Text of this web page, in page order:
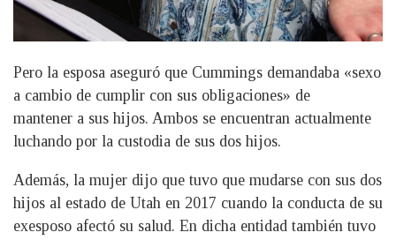
Pero la esposa aseguró que Cummings demandaba «sexo
a cambio de cumplir con sus obligaciones» de
mantener a sus hijos. Ambos se encuentran actualmente
luchando por la custodia de sus dos hijos.
Además, la mujer dijo que tuvo que mudarse con sus dos
hijos al estado de Utah en 2017 cuando la conducta de su
exesposo afectó su salud. En dicha entidad también tuvo